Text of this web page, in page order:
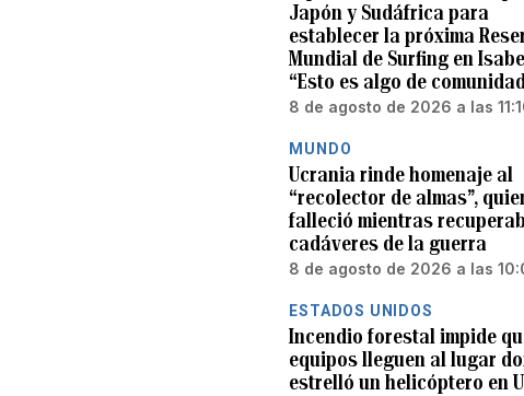
Japón y Sudáfrica para
establecer la próxima
Mundial de Surfing en
“Esto es algo de
8 de agosto de 2026 a las
MUNDO
Ucrania rinde homenaje al
“recolector de almas”,
falleció mientras
cadáveres de la guerra
8 de agosto de 2026 a las
ESTADOS UNIDOS
Incendio forestal impide
equipos lleguen al lugar
estrelló un helicóptero en